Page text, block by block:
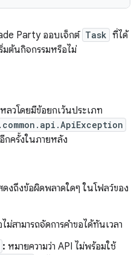
Party ออบเจ็กต์ Task ที่ได้
มต้นกิจกรรมหรือไม่
ลวโดยมีข้อยกเว้นประเภท
กครั้งในภายหลัง
งถึงข้อผิดพลาดใดๆ ในโฟลว์ของ
ม่สามารถจัดการคำขอได้ทันเวลา
: หมายความว่า API ไม่พร้อมใช้